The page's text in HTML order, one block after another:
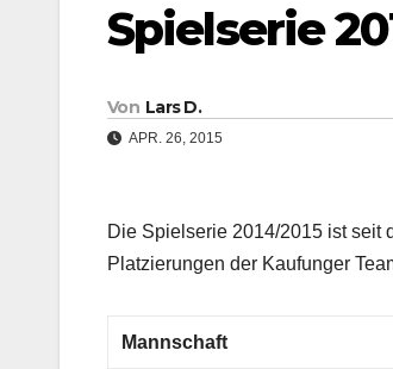
Spielserie
Von Lars D.
APR. 26, 2015
Die Spielserie 2014/2015 ist seit
Platzierungen der Kaufunger
Mannschaft